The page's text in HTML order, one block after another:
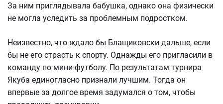
За ним приглядывала бабушка, однако она физически
не могла уследить за проблемным подростком.
Неизвестно, что ждало бы Блащиковски дальше, если
бы не его страсть к спорту. Однажды его пригласили в
команду по мини-футболу. По результатам турнира
Якуба единогласно признали лучшим. Тогда он
впервые за долгое время задумался о том, чтобы